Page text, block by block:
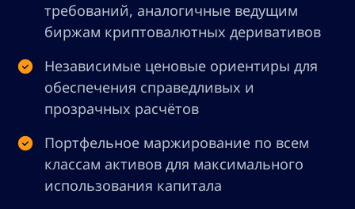
требований, аналогичные ведущим
биржам криптовалютных деривативов
Независимые ценовые ориентиры для
обеспечения справедливых и
прозрачных расчётов
Портфельное маржирование по всем
классам активов для максимального
использования капитала